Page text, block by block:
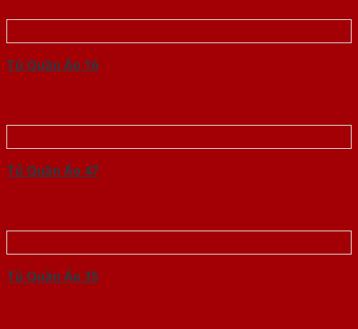
Tủ Quần Áo 16
Tủ Quần Áo 47
Tủ Quần Áo 35